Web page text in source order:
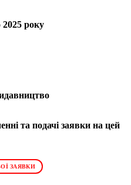
2025 року
та подачі заявки на цей
ЗАЯВКИ